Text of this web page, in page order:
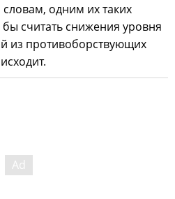
одним их таких
считать снижения уровня
из противоборствующих